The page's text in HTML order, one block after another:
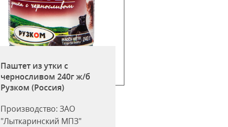
Паштет из утки с
черносливом 240г ж/б
Рузком (Россия)
Производство:ЗАО
"Лыткаринский МПЗ"